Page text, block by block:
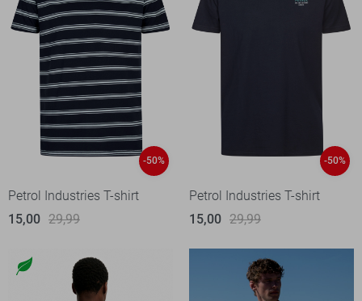
-50%
Petrol Industries T-shirt
15,00 29,99
-50%
Petrol Industries T-shirt
15,00 29,99